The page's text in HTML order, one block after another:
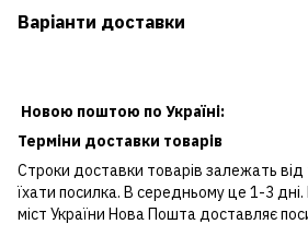
Варіанти доставки
Новою поштою по Україні:
Терміни доставки товарів
Строки доставки товарів залежать
їхати посилка. В середньому це 1-3 дні.
міст України Нова Пошта доставляє